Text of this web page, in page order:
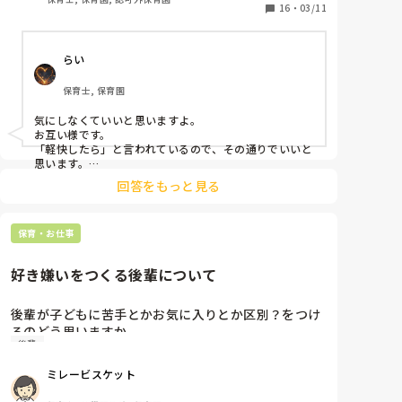
先週ロタウイルスの可能性が十分に考えられる子供と
か、昨晩から下痢、吐き気が止まらず本日も仕事を休
んでしまいました。
体調不良の度に病院には行っており、領収書など証明
になるものの提出もしているのですが、本当にしんど
いです。
保育士を目指す上で新人なのにここまで休んでしまっ
て迷惑をかけてしまっているのが苦しいです。
年度末ということもあり、軽快したら症状があっても
の症状により、現時点では8時間働ける気がしていま
せん。
やはり無理をしてでも行くべきでしょうか？
16 ・ 03/11
らい
保育士, 保育園
気にしなくていいと思いますよ。
お互い様です。
「軽快したら」と言われているので、その通りでいいと
思います。
新人じゃなくても、こまめに休む方も居ますから💧
中途半端に治らないうちに頑張ってしまうと、余計に長
これから、免疫を高めていくようにしていけばいいんで
回答をもっと見る
保育・お仕事
好き嫌いをつくる後輩について
後輩が子どもに苦手とかお気に入りとか区別？をつけ
るのどう思いますか。
人間なのでちょっと何か問題があるのかな、苦手だな
この子はお気に入りです、苦手ですって口に出して言
後輩
ミレービスケット